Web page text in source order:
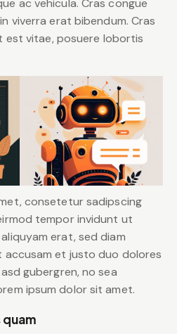
viverra erat bibendum. Cras
est vitae, posuere lobortis
consetetur sadipscing
tempor invidunt ut
erat, sed diam
et justo duo dolores
gubergren, no sea
ipsum dolor sit amet.